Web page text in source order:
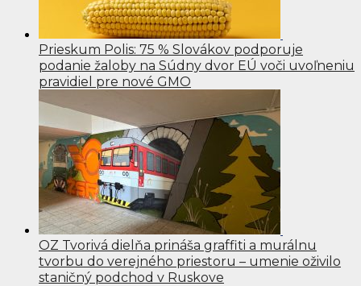
Prieskum Polis: 75 % Slovákov podporuje
podanie žaloby na Súdny dvor EÚ voči uvoľneniu
pravidiel pre nové GMO
OZ Tvorivá dielňa prináša graffiti a murálnu
tvorbu do verejného priestoru – umenie oživilo
staničný podchod v Ruskove